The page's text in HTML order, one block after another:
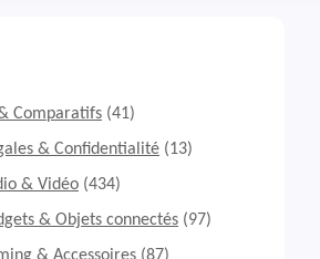
A
Comparatifs (41)
& Confidentialité (13)
& Vidéo (434)
& Objets connectés (97)